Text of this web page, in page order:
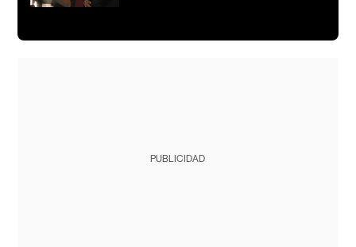
PUBLICIDAD